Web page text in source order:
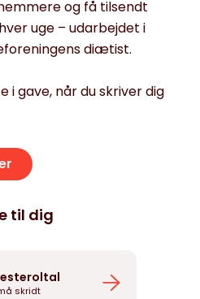
og få tilsendt
uge – udarbejdet i
diætist.
gave, når du skriver dig
til dig
skridt